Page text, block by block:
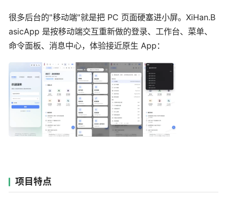
很多后台的"移动端"就是把 PC 页面硬塞进小屏。XiHan.B
asicApp 是按移动端交互重新做的登录、工作台、菜单、
命令面板、消息中心，体验接近原生 App：
项目特点